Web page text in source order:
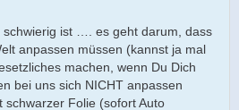
ist …. es geht darum, dass
anpassen müssen (kannst ja mal
machen, wenn Du Dich
bei uns sich NICHT anpassen
schwarzer Folie (sofort Auto